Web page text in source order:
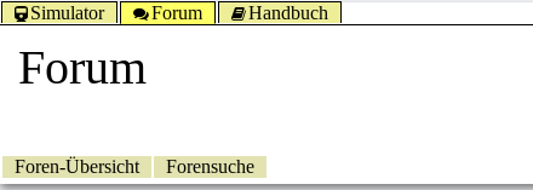
Simulator Forum Handbuch
Forum
Foren-Übersicht Forensuche